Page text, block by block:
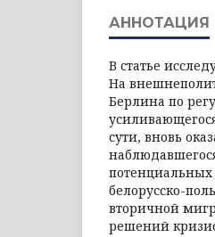
АННОТАЦИЯ
В статье
На
Берлина по
сути, вновь
потенциальных
белорусско-
вторичной
решений